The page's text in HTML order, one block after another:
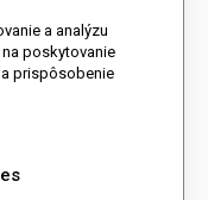
a analýzu
poskytovanie
prispôsobenie